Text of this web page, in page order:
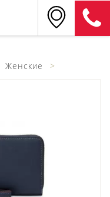
Женские